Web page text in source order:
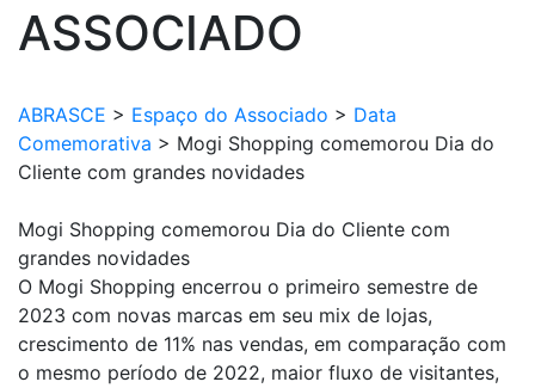
ASSOCIADO
ABRASCE > Espaço do Associado > Data
Comemorativa > Mogi Shopping comemorou Dia do
Cliente com grandes novidades
Mogi Shopping comemorou Dia do Cliente com
grandes novidades
O Mogi Shopping encerrou o primeiro semestre de
2023 com novas marcas em seu mix de lojas,
crescimento de 11% nas vendas, em comparação com
o mesmo período de 2022, maior fluxo de visitantes,